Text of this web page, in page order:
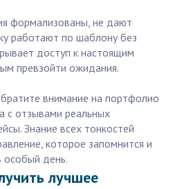
формализованы, не дают
работают по шаблону без
доступ к настоящим
превзойти ожидания.
внимание на портфолио
с отзывами реальных
Знание всех тонкостей
которое запомнится и
особый день.
лучшее